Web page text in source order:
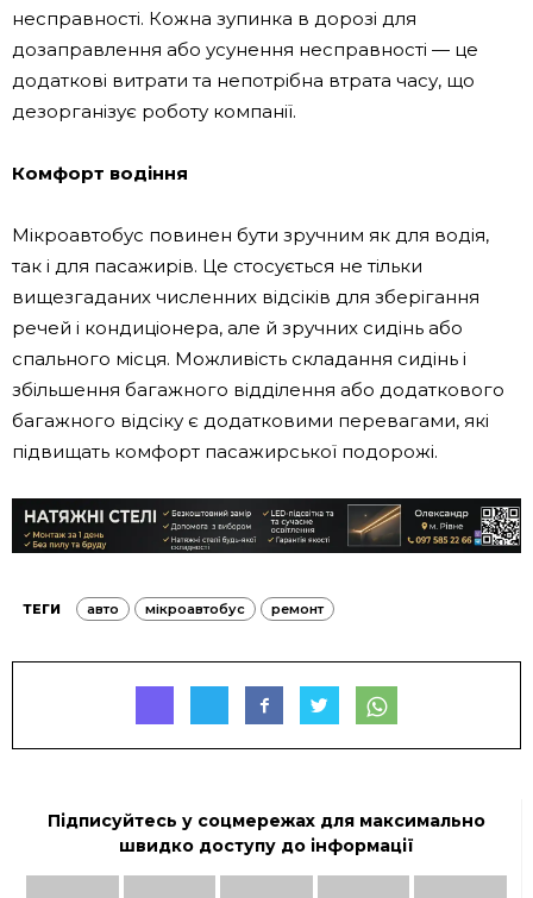
несправності. Кожна зупинка в дорозі для
дозаправлення або усунення несправності — це
додаткові витрати та непотрібна втрата часу, що
дезорганізує роботу компанії.
Комфорт водіння
Мікроавтобус повинен бути зручним як для водія,
так і для пасажирів. Це стосується не тільки
вищезгаданих численних відсіків для зберігання
речей і кондиціонера, але й зручних сидінь або
спального місця. Можливість складання сидінь і
збільшення багажного відділення або додаткового
багажного відсіку є додатковими перевагами, які
підвищать комфорт пасажирської подорожі.
ТЕГИ авто мікроавтобус ремонт
Підписуйтесь у соцмережах для максимально
швидко доступу до інформації